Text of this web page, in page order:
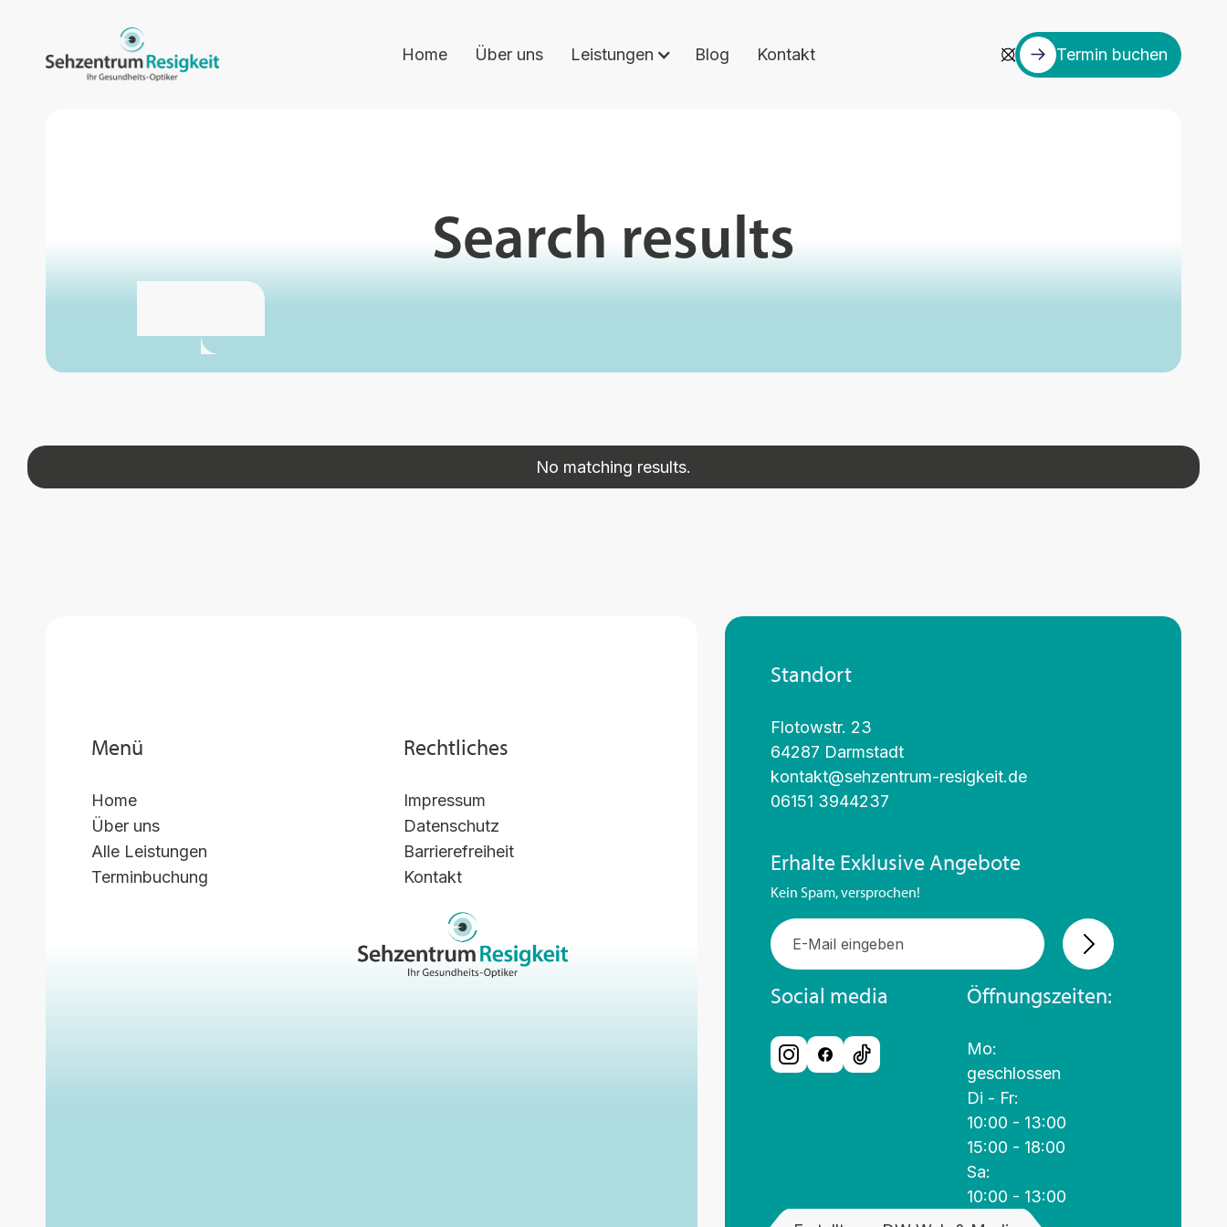
Home Über uns Leistungen Blog Kontakt Termin buchen
Search results
No matching results.
Menü
Home
Über uns
Alle Leistungen
Terminbuchung
Rechtliches
Impressum
Datenschutz
Barrierefreiheit
Kontakt
Standort
Flotowstr. 23
64287 Darmstadt
kontakt@sehzentrum-resigkeit.de
06151 3944237
Erhalte Exklusive Angebote
Kein Spam, versprochen!
Social media Öffnungszeiten:
Mo:
geschlossen
Di - Fr:
10:00 - 13:00
15:00 - 18:00
Sa:
10:00 - 13:00